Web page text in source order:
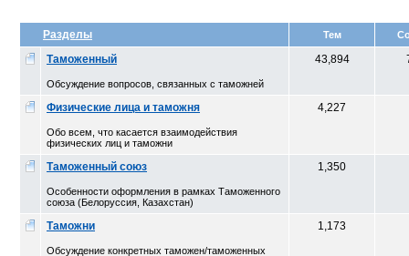
Разделы Тем
Таможенный
Обсуждение вопросов, связанных с таможней
43,894
Физические лица и таможня
Обо всем, что касается взаимодействия
физических лиц и таможни
4,227
Таможенный союз
Особенности оформления в рамках Таможенного
союза (Белоруссия, Казахстан)
1,350
Таможни
Обсуждение конкретных таможен/таможенных
1,173